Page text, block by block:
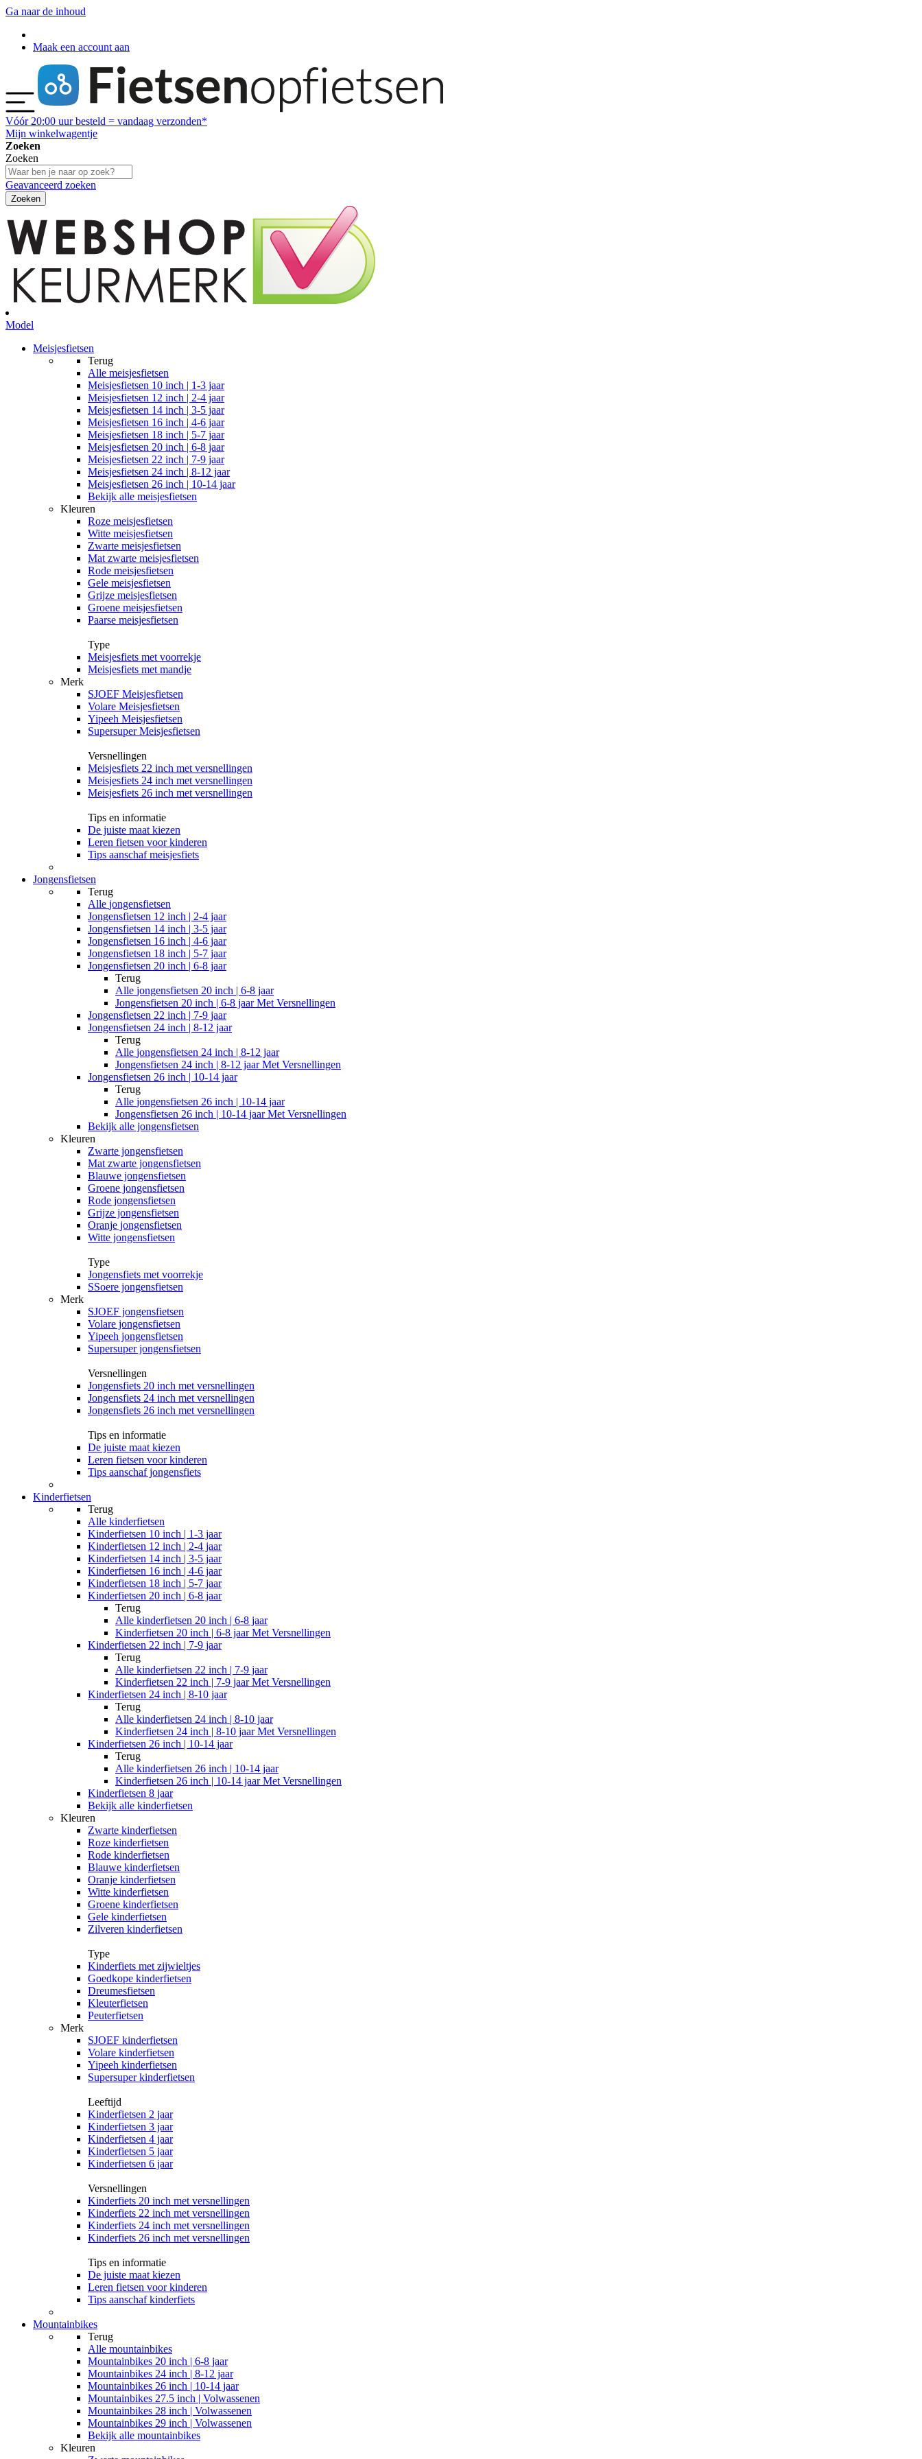
Ga naar de inhoud
Maak een account aan
Vóór 20:00 uur besteld = vandaag verzonden*
Mijn winkelwagentje
Zoeken
Zoeken
Geavanceerd zoeken
Zoeken
Model
Meisjesfietsen
Terug
Alle meisjesfietsen
Meisjesfietsen 10 inch | 1-3 jaar
Meisjesfietsen 12 inch | 2-4 jaar
Meisjesfietsen 14 inch | 3-5 jaar
Meisjesfietsen 16 inch | 4-6 jaar
Meisjesfietsen 18 inch | 5-7 jaar
Meisjesfietsen 20 inch | 6-8 jaar
Meisjesfietsen 22 inch | 7-9 jaar
Meisjesfietsen 24 inch | 8-12 jaar
Meisjesfietsen 26 inch | 10-14 jaar
Bekijk alle meisjesfietsen
Kleuren
Roze meisjesfietsen
Witte meisjesfietsen
Zwarte meisjesfietsen
Mat zwarte meisjesfietsen
Rode meisjesfietsen
Gele meisjesfietsen
Grijze meisjesfietsen
Groene meisjesfietsen
Paarse meisjesfietsen
Type
Meisjesfiets met voorrekje
Meisjesfiets met mandje
Merk
SJOEF Meisjesfietsen
Volare Meisjesfietsen
Yipeeh Meisjesfietsen
Supersuper Meisjesfietsen
Versnellingen
Meisjesfiets 22 inch met versnellingen
Meisjesfiets 24 inch met versnellingen
Meisjesfiets 26 inch met versnellingen
Tips en informatie
De juiste maat kiezen
Leren fietsen voor kinderen
Tips aanschaf meisjesfiets
Jongensfietsen
Terug
Alle jongensfietsen
Jongensfietsen 12 inch | 2-4 jaar
Jongensfietsen 14 inch | 3-5 jaar
Jongensfietsen 16 inch | 4-6 jaar
Jongensfietsen 18 inch | 5-7 jaar
Jongensfietsen 20 inch | 6-8 jaar
Terug
Alle jongensfietsen 20 inch | 6-8 jaar
Jongensfietsen 20 inch | 6-8 jaar Met Versnellingen
Jongensfietsen 22 inch | 7-9 jaar
Jongensfietsen 24 inch | 8-12 jaar
Terug
Alle jongensfietsen 24 inch | 8-12 jaar
Jongensfietsen 24 inch | 8-12 jaar Met Versnellingen
Jongensfietsen 26 inch | 10-14 jaar
Terug
Alle jongensfietsen 26 inch | 10-14 jaar
Jongensfietsen 26 inch | 10-14 jaar Met Versnellingen
Bekijk alle jongensfietsen
Kleuren
Zwarte jongensfietsen
Mat zwarte jongensfietsen
Blauwe jongensfietsen
Groene jongensfietsen
Rode jongensfietsen
Grijze jongensfietsen
Oranje jongensfietsen
Witte jongensfietsen
Type
Jongensfiets met voorrekje
SSoere jongensfietsen
Merk
SJOEF jongensfietsen
Volare jongensfietsen
Yipeeh jongensfietsen
Supersuper jongensfietsen
Versnellingen
Jongensfiets 20 inch met versnellingen
Jongensfiets 24 inch met versnellingen
Jongensfiets 26 inch met versnellingen
Tips en informatie
De juiste maat kiezen
Leren fietsen voor kinderen
Tips aanschaf jongensfiets
Kinderfietsen
Terug
Alle kinderfietsen
Kinderfietsen 10 inch | 1-3 jaar
Kinderfietsen 12 inch | 2-4 jaar
Kinderfietsen 14 inch | 3-5 jaar
Kinderfietsen 16 inch | 4-6 jaar
Kinderfietsen 18 inch | 5-7 jaar
Kinderfietsen 20 inch | 6-8 jaar
Terug
Alle kinderfietsen 20 inch | 6-8 jaar
Kinderfietsen 20 inch | 6-8 jaar Met Versnellingen
Kinderfietsen 22 inch | 7-9 jaar
Terug
Alle kinderfietsen 22 inch | 7-9 jaar
Kinderfietsen 22 inch | 7-9 jaar Met Versnellingen
Kinderfietsen 24 inch | 8-10 jaar
Terug
Alle kinderfietsen 24 inch | 8-10 jaar
Kinderfietsen 24 inch | 8-10 jaar Met Versnellingen
Kinderfietsen 26 inch | 10-14 jaar
Terug
Alle kinderfietsen 26 inch | 10-14 jaar
Kinderfietsen 26 inch | 10-14 jaar Met Versnellingen
Kinderfietsen 8 jaar
Bekijk alle kinderfietsen
Kleuren
Zwarte kinderfietsen
Roze kinderfietsen
Rode kinderfietsen
Blauwe kinderfietsen
Oranje kinderfietsen
Witte kinderfietsen
Groene kinderfietsen
Gele kinderfietsen
Zilveren kinderfietsen
Type
Kinderfiets met zijwieltjes
Goedkope kinderfietsen
Dreumesfietsen
Kleuterfietsen
Peuterfietsen
Merk
SJOEF kinderfietsen
Volare kinderfietsen
Yipeeh kinderfietsen
Supersuper kinderfietsen
Leeftijd
Kinderfietsen 2 jaar
Kinderfietsen 3 jaar
Kinderfietsen 4 jaar
Kinderfietsen 5 jaar
Kinderfietsen 6 jaar
Versnellingen
Kinderfiets 20 inch met versnellingen
Kinderfiets 22 inch met versnellingen
Kinderfiets 24 inch met versnellingen
Kinderfiets 26 inch met versnellingen
Tips en informatie
De juiste maat kiezen
Leren fietsen voor kinderen
Tips aanschaf kinderfiets
Mountainbikes
Terug
Alle mountainbikes
Mountainbikes 20 inch | 6-8 jaar
Mountainbikes 24 inch | 8-12 jaar
Mountainbikes 26 inch | 10-14 jaar
Mountainbikes 27.5 inch | Volwassenen
Mountainbikes 28 inch | Volwassenen
Mountainbikes 29 inch | Volwassenen
Bekijk alle mountainbikes
Kleuren